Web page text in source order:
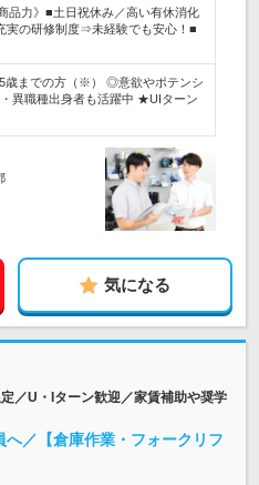
品力》■土日祝休み／高い有休消化
実の研修制度⇒未経験でも安心！■
歳までの方（※） ◎意欲やポテンシ
異職種出身者も活躍中 ★UIターン
気になる
／U・Iターン歓迎／家賃補助や奨学
／【倉庫作業・フォークリフ